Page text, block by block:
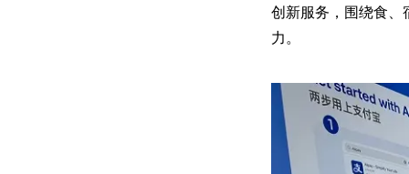
创新服务，围绕食、
力。